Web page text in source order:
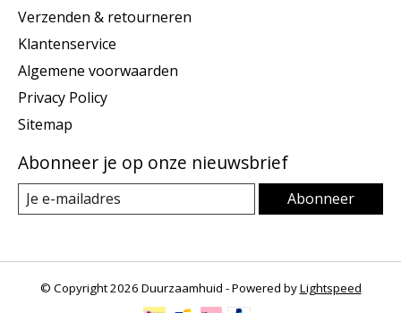
Verzenden & retourneren
Klantenservice
Algemene voorwaarden
Privacy Policy
Sitemap
Abonneer je op onze nieuwsbrief
Abonneer
© Copyright 2026 Duurzaamhuid - Powered byLightspeed